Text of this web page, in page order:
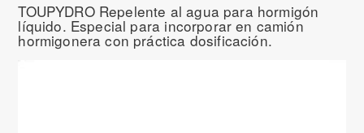
TOUPYDRO Repelente al agua para hormigón
líquido. Especial para incorporar en camión
hormigonera con práctica dosificación.